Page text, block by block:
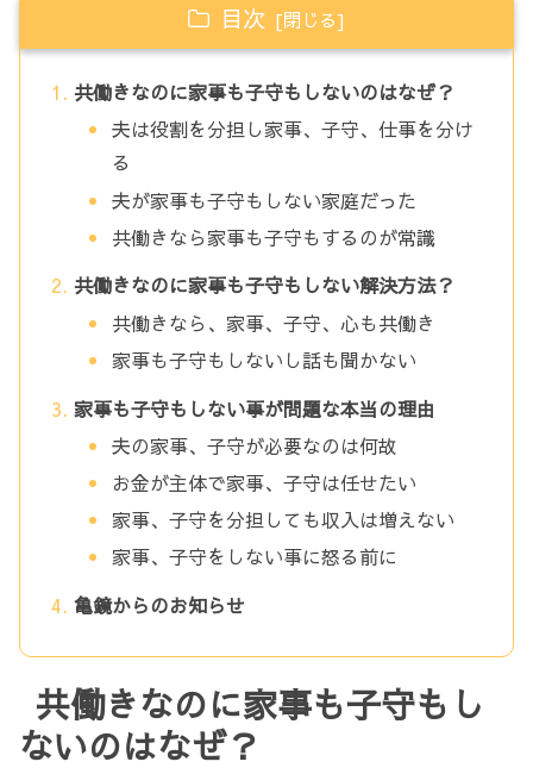
目次
共働きなのに家事も子守もしないのはなぜ？
夫は役割を分担し家事、子守、仕事を分け
る
夫が家事も子守もしない家庭だった
共働きなら家事も子守もするのが常識
共働きなのに家事も子守もしない解決方法？
共働きなら、家事、子守、心も共働き
家事も子守もしないし話も聞かない
家事も子守もしない事が問題な本当の理由
夫の家事、子守が必要なのは何故
お金が主体で家事、子守は任せたい
家事、子守を分担しても収入は増えない
家事、子守をしない事に怒る前に
亀鏡からのお知らせ
共働きなのに家事も子守もし
ないのはなぜ？